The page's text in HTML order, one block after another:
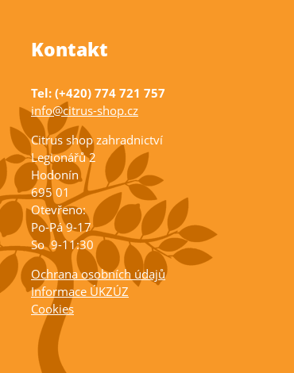
Kontakt
Tel: (+420) 774 721 757
info@citrus-shop.cz
Citrus shop zahradnictví
Legionářů 2
Hodonín
695 01
Otevřeno:
Po-Pá 9-17
So 9-11:30
Ochrana osobních údajů
Informace ÚKZÚZ
Cookies